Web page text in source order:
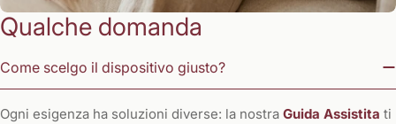
Qualche domanda
Come scelgo il dispositivo giusto?
Ogni esigenza ha soluzioni diverse: la nostra Guida Assistita ti